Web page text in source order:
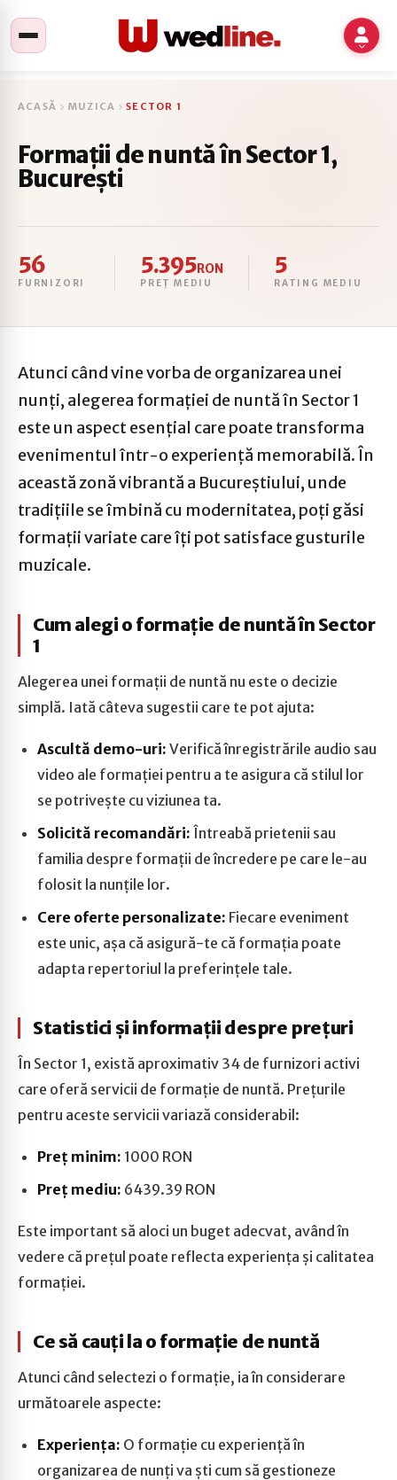
ACASĂ MUZICA SECTOR 1
Formații de nuntă în Sector 1,
București
56
FURNIZORI
5.395RON
PREȚ MEDIU
5
RATING MEDIU
Atunci când vine vorba de organizarea unei
nunți, alegerea formației de nuntă în Sector 1
este un aspect esențial care poate transforma
evenimentul într-o experiență memorabilă. În
această zonă vibrantă a Bucureștiului, unde
tradițiile se îmbină cu modernitatea, poți găsi
formații variate care îți pot satisface gusturile
muzicale.
Cum alegi o formație de nuntă în Sector
1
Alegerea unei formații de nuntă nu este o decizie
simplă. Iată câteva sugestii care te pot ajuta:
Ascultă demo-uri: Verifică înregistrările audio sau
video ale formației pentru a te asigura că stilul lor
se potrivește cu viziunea ta.
Solicită recomandări: Întreabă prietenii sau
familia despre formații de încredere pe care le-au
folosit la nunțile lor.
Cere oferte personalizate: Fiecare eveniment
este unic, așa că asigură-te că formația poate
adapta repertoriul la preferințele tale.
Statistici și informații despre prețuri
În Sector 1, există aproximativ 34 de furnizori activi
care oferă servicii de formație de nuntă. Prețurile
pentru aceste servicii variază considerabil:
Preț minim: 1000 RON
Preț mediu: 6439.39 RON
Este important să aloci un buget adecvat, având în
vedere că prețul poate reflecta experiența și calitatea
formației.
Ce să cauți la o formație de nuntă
Atunci când selectezi o formație, ia în considerare
următoarele aspecte:
Experiența: O formație cu experiență în
organizarea de nunți va ști cum să gestioneze